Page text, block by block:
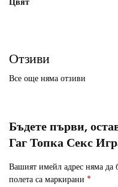
Отзиви
Все още няма отзиви
Бъдете първи,
Гаг Топка Секс
Вашият имейл адрес няма да
полета са маркирани *